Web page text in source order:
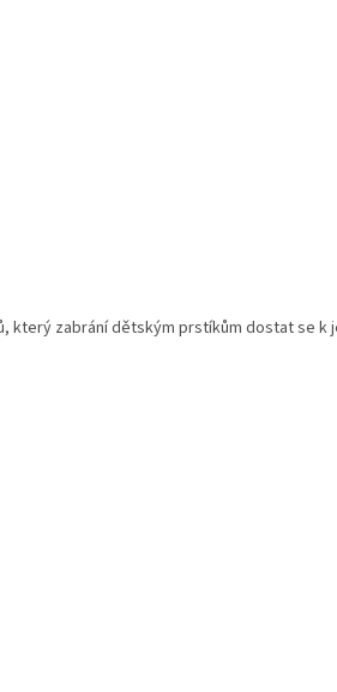
který zabrání dětským prstíkům dostat se k